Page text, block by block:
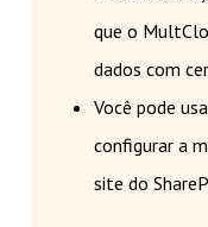
que o
dados com
Você pode
configurar a
site do